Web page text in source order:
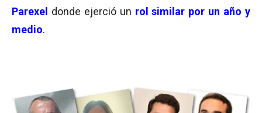
Parexel donde ejerció un rol similar por un año y
medio.